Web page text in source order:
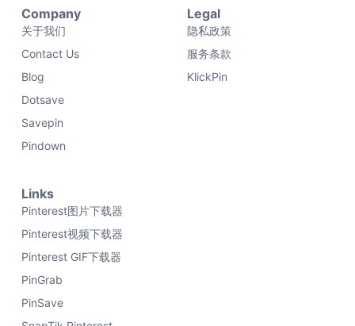
Company
关于我们
Contact Us
Blog
Dotsave
Savepin
Pindown
Legal
隐私政策
服务条款
KlickPin
Links
Pinterest图片下载器
Pinterest视频下载器
Pinterest GIF下载器
PinGrab
PinSave